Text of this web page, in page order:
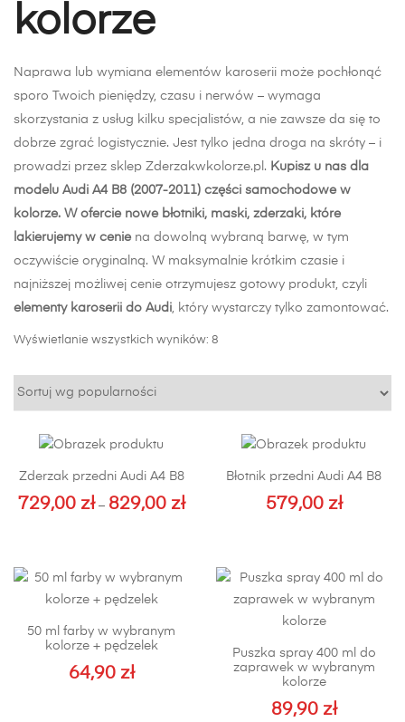
kolorze
Naprawa lub wymiana elementów karoserii może pochłonąć
sporo Twoich pieniędzy, czasu i nerwów – wymaga
skorzystania z usług kilku specjalistów, a nie zawsze da się to
dobrze zgrać logistycznie. Jest tylko jedna droga na skróty – i
prowadzi przez sklep Zderzakwkolorze.pl. Kupisz u nas dla
modelu Audi A4 B8 (2007-2011) części samochodowe w
kolorze. W ofercie nowe błotniki, maski, zderzaki, które
lakierujemy w cenie na dowolną wybraną barwę, w tym
oczywiście oryginalną. W maksymalnie krótkim czasie i
najniższej możliwej cenie otrzymujesz gotowy produkt, czyli
elementy karoserii do Audi, który wystarczy tylko zamontować.
Wyświetlanie wszystkich wyników: 8
Zderzak przedni Audi A4 B8
729,00 zł – 829,00 złZakres
729,00 zł
wiele
Opcje
wybrać
Błotnik przedni Audi A4 B8
579,00 zł
wiele
można
wybrać
na
50 ml farby w wybranym
kolorze + pędzelek
64,90 zł
Puszka spray 400 ml do
zaprawek w wybranym
kolorze
89,90 zł